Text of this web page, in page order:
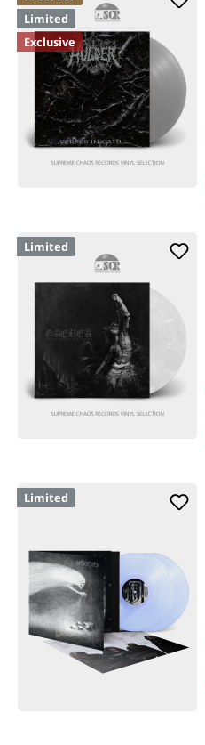
Limited
Exclusive
Limited
Limited